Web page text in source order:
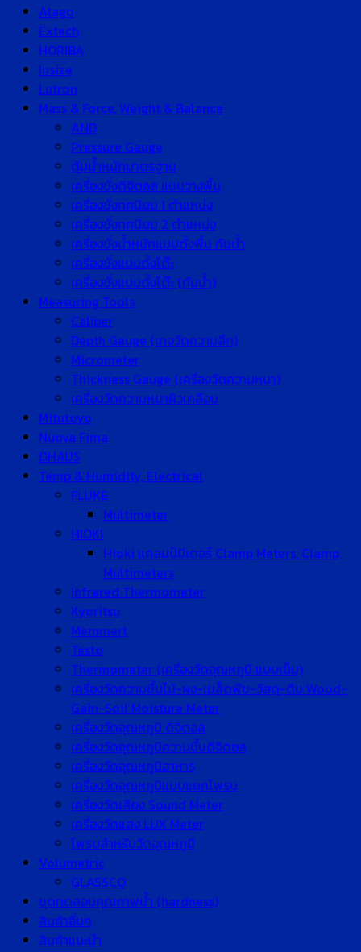
Atago
Extech
HORIBA
Insize
Lutron
Mass & Force, Weight & Balance
AND
Pressure Gauge
ตุ้มน้ำหนักมาตรฐาน
เครื่องชั่งดิจิตอล แบบวางพื้น
เครื่องชั่งทศนิยม 1 ตำแหน่ง
เครื่องชั่งทศนิยม 2 ตำแหน่ง
เครื่องชั่งน้ำหนักแบบตั้งพื้น กันน้ำ
เครื่องชั่งแบบตั้งโต๊ะ
เครื่องชั่งแบบตั้งโต๊ะ (กันน้ำ)
Measuring Tools
Caliper
Depth Gauge (เกจวัดความลึก)
Micrometer
Thickness Gauge (เครื่องวัดความหนา)
เครื่องวัดความหนาผิวเคลือบ
Mitutoyo
Nuova Fima
OHAUS
Temp & Humidity, Electrical
FLUKE
Multimeter
HIOKI
Hioki แคลมป์มิเตอร์ Clamp Meters, Clamp
Multimeters
Infrared Thermometer
Kyoritsu
Memmert
Testo
Thermometer (เครื่องวัดอุณหภูมิ แบบเข็ม)
เครื่องวัดความชื้นไม้-ผง-เมล็ดพืช-วัสดุ-ดิน Wood-
Gain-Soil Moisture Meter
เครื่องวัดอุณหภูมิ ดิจิตอล
เครื่องวัดอุณหภูมิความชื้นดิจิตอล
เครื่องวัดอุณหภูมิอาหาร
เครื่องวัดอุณหภูมิแบบแยกโพรบ
เครื่องวัดเสียง Sound Meter
เครื่องวัดแสง LUX Meter
โพรบสำหรับวัดอุณหภูมิ
Volumetric
GLASSCO
ชุดทดสอบคุณภาพน้ำ (hardness)
สินค้าอื่นๆ
สินค้าแนะนำ